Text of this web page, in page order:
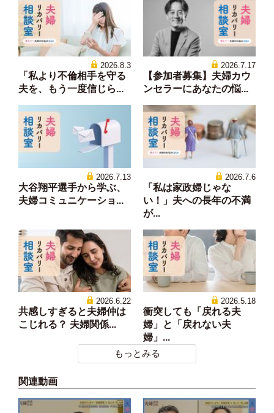
2026.8.3
「私より不倫相手を守る
夫を、もう一度信じら...
2026.7.17
【参加者募集】夫婦カウ
ンセラーにあなたの悩...
2026.7.13
大谷翔平選手から学ぶ、
夫婦コミュニケーショ...
2026.7.6
「私は家政婦じゃな
い！」夫への長年の不満
が...
2026.6.22
共感しすぎると夫婦仲は
こじれる？ 夫婦関係...
2026.5.18
衝突しても「戻れる夫
婦」と「戻れない夫
婦」...
もっとみる
関連動画